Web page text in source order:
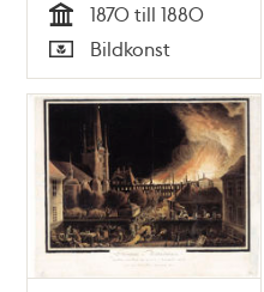
Tid
1870 till 1880
Typ
Bildkonst